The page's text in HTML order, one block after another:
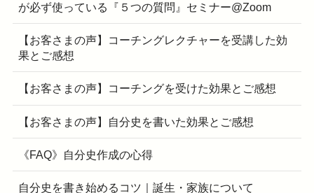
が必ず使っている『５つの質問』セミナー@Zoom
【お客さまの声】コーチングレクチャーを受講した効
果とご感想
【お客さまの声】コーチングを受けた効果とご感想
【お客さまの声】自分史を書いた効果とご感想
《FAQ》自分史作成の心得
自分史を書き始めるコツ｜誕生・家族について